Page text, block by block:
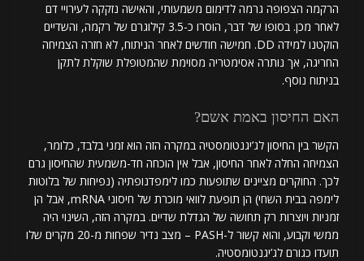
הרקמה הצפופה גרמה לדימום משמעותי, והאישה נזקקה לעירויי דם
לאחר מכן. בסופו של דבר, הוסרו כ-3.5 קילוגרם של רקמה, והשדיים
הוקטנו למידה DD. חמישה חודשים לאחר הניתוח, לא חזרה הצמיחה
החריגה, אך נותרה אסימטריה מסוימת שהמטופלת שוקלת לתקן
בניתוח נוסף.
האם החיסון באמת אשם?
הקשר בין החיסון לג’יגנטומסטיה במקרה הזה הוא זמני בלבד, כלומר,
הצמיחה החלה לאחר החיסון, אבל אין הוכחה חד-משמעית שהחיסון גרם
לכך. החוקרים מציינים שתופעות כמו לימפדנופתיה (נפיחות של בלוטות
לימפה בבית השחי) הן תופעת לוואי מוכרת של חיסוני mRNA, אבל הן
זמניות ויוצרות רק תחושה של הגדלת שדיים. במקרה הזה, השינוי היה
ממשי וקבוע, והוא קשור ל-PASH – מצב נדיר שפחות מ-20 מקרים שלו
תועדו כגורם לג’יגנטומסטיה.